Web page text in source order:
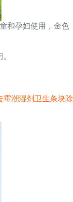
和孕妇使用，金色
霉潮湿剂卫生条块除